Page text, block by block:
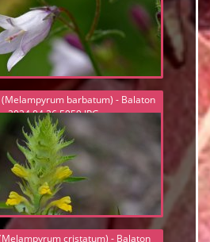
barbatum) - Balaton
2024.04.26 5959.JPG
cristatum) - Balaton